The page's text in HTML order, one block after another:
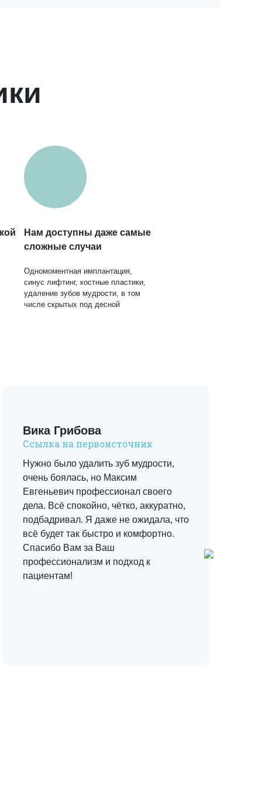
Нам доступны даже самые
сложные случаи
Одномоментная имплантация,
синус лифтинг, костные пластики,
удаление зубов мудрости, в том
числе скрытых под десной
Вика Грибова
Ссылка на первоисточник
Нужно было удалить зуб мудрости,
очень боялась, но Максим
Евгеньевич профессионал своего
дела. Всё спокойно, чётко, аккуратно,
подбадривал. Я даже не ожидала, что
всё будет так быстро и комфортно.
Спасибо Вам за Ваш
профессионализм и подход к
пациентам!